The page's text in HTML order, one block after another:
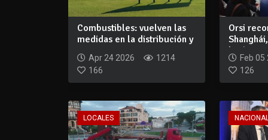
Combustibles: vuelven las
medidas en la distribución y
Apr 24 2026
1214
166
Orsi
logística
Feb 05
126
LOCALES